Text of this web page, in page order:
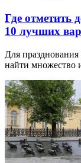
Где отметить
10 лучших
Для
найти множество